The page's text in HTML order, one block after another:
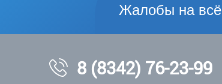
Жалобы на всё
8 (8342) 76-23-99